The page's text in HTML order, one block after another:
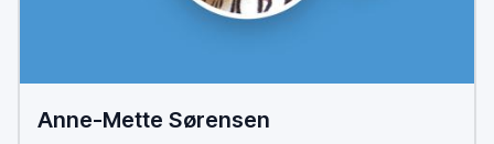
Anne-Mette Sørensen